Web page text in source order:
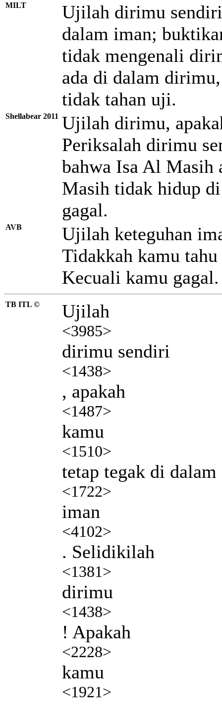
MILT
Ujilah dirimu
dalam iman;
tidak mengenali
ada di dalam
tidak tahan uji.
Shellabear 2011 Ujilah dirimu,
Periksalah dirimu
bahwa Isa Al Masih
Masih tidak hidup
gagal.
AVB
Ujilah keteguhan
Tidakkah kamu
Kecuali kamu gagal.
TB ITL © Ujilah
<3985>
dirimu sendiri
<1438>
, apakah
<1487>
kamu
<1510>
tetap tegak di dalam
<1722>
iman
<4102>
. Selidikilah
<1381>
dirimu
<1438>
! Apakah
<2228>
kamu
<1921>